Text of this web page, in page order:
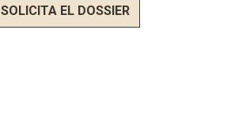
SOLICITA EL DOSSIER